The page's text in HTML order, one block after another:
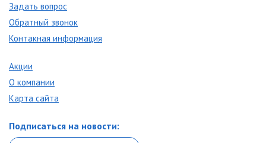
Задать вопрос
Обратный звонок
Контакная информация
Акции
О компании
Карта сайта
Подписаться на новости: